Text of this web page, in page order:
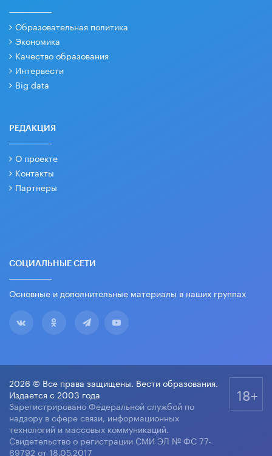
Образовательная политика
Экономика
Качество образования
Интервести
Big data
РЕДАКЦИЯ
О проекте
Контакты
Партнеры
СОЦИАЛЬНЫЕ СЕТИ
Основные и дополнительные материалы в наших группах
2026 © Все права защищены. Вести образования.
Издается с 2003 года
Зарегистрировано Федеральной службой по
надзору в сфере связи, информационных
технологий и массовых коммуникаций.
Свидетельство о регистрации СМИ ЭЛ № ФС 77-
69792 от 18.05.2017
18+